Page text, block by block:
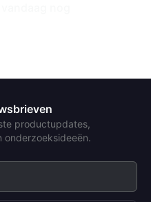
productupdates,
onderzoeksideeën.